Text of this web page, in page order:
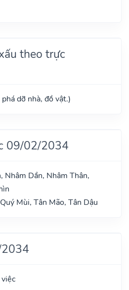
theo trực
dỡ nhà, đồ vật.)
09/02/2034
Nhâm Dần, Nhâm Thân,
Mùi, Tân Mão, Tân Dậu